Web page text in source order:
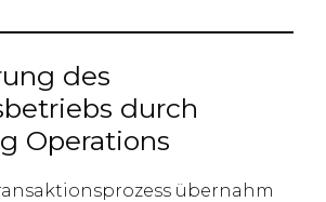
des
durch
Operations
übernahm